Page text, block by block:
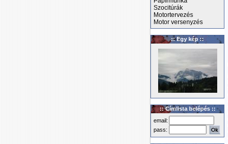
Szocitúrák
Motortervezés
Motor versenyzés
:: Egy kép ::
:: Címlista belépés ::
email:
pass: